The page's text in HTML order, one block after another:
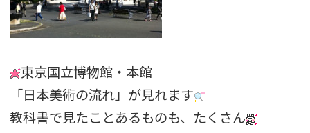
東京国立博物館・本館
「日本美術の流れ」が見れます
教科書で見たことあるものも、たくさん